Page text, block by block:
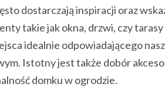
dostarczają inspiracji oraz
takie jak okna, drzwi, czy
idealnie odpowiadającego
Istotny jest także dobór
domku w ogrodzie.